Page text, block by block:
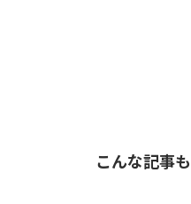
こんな記事